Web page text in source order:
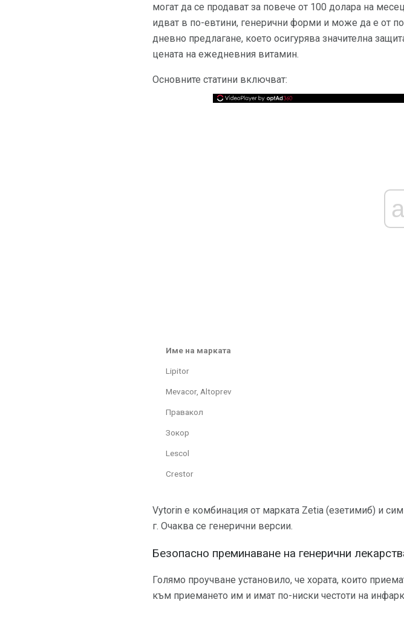
могат да се продават за повече от 100 долара на
идват в по-евтини, генерични форми и може да е от
дневно предлагане, което осигурява значителна
цената на ежедневния витамин.
Основните статини включват:
Име на марката
Lipitor
Mevacor, Altoprev
Правакол
Зокор
Lescol
Crestor
Vytorin е комбинация от марката Zetia (езетимиб) и
г. Очаква се генерични версии.
Безопасно преминаване на генерични
Голямо проучване установило, че хората, които
към приемането им и имат по-ниски честоти на